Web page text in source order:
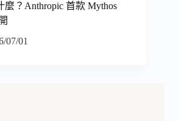
麼？Anthropic 首款 Mythos
07/01